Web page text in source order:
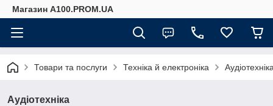
Магазин A100.PROM.UA
Товари та послуги Техніка й електроніка
Аудіотехніка